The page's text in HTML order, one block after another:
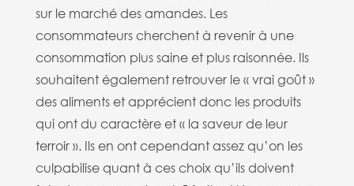
sur le marché des amandes. Les
consommateurs cherchent à revenir à une
consommation plus saine et plus raisonnée. Ils
souhaitent également retrouver le « vrai goût »
des aliments et apprécient donc les produits
qui ont du caractère et « la saveur de leur
terroir ». Ils en ont cependant assez qu’on les
culpabilise quant à ces choix qu’ils doivent